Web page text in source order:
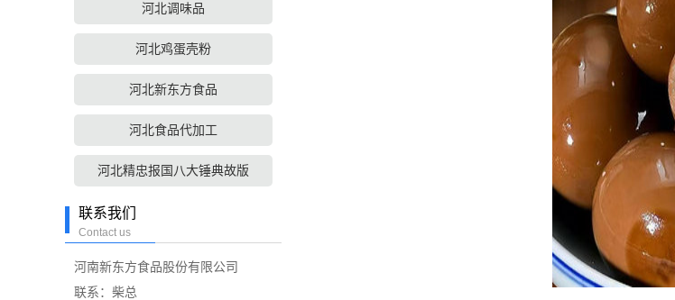
河北调味品
河北鸡蛋壳粉
河北新东方食品
河北食品代加工
河北精忠报国八大锤典故版
联系我们
Contact us
河南新东方食品股份有限公司
联系：柴总